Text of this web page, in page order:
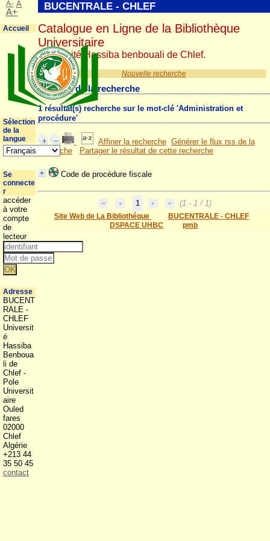
Nouvelle recherche
Résultat de la recherche
1 résultat(s) recherche sur le mot-clé 'Administration et
procédure'
Affiner la recherche Générer le flux rss de la
recherche
Partager le résultat de cette recherche
Code de procédure fiscale
1 (1 - 1 / 1)
Site Web de La Bibliothéque
BUCENTRALE - CHLEF
DSPACE UHBC
pmb
BUCENTRALE - CHLEF
Catalogue en Ligne de la Bibliothèque
Universitaire
Université Hassiba benbouali de Chlef.
A- A
A+
Accueil
Sélection
de la
langue
Se
connecte
r
accéder
à votre
compte
de
lecteur
Adresse
BUCENT
RALE -
CHLEF
Universit
é
Hassiba
Benboua
li de
Chlef -
Pole
Universit
aire
Ouled
fares
02000
Chlef
Algérie
+213 44
35 50 45
contact